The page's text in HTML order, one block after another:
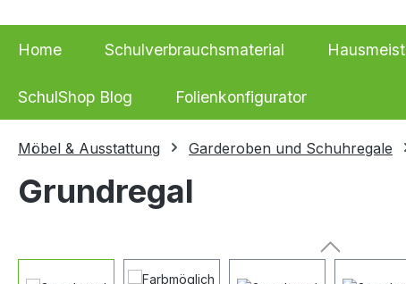
Home Schulverbrauchsmaterial
SchulShop Blog Folienkonfigurator
Möbel & Ausstattung Garderoben und Schuhregale
Grundregal
Bildergalerie überspringen